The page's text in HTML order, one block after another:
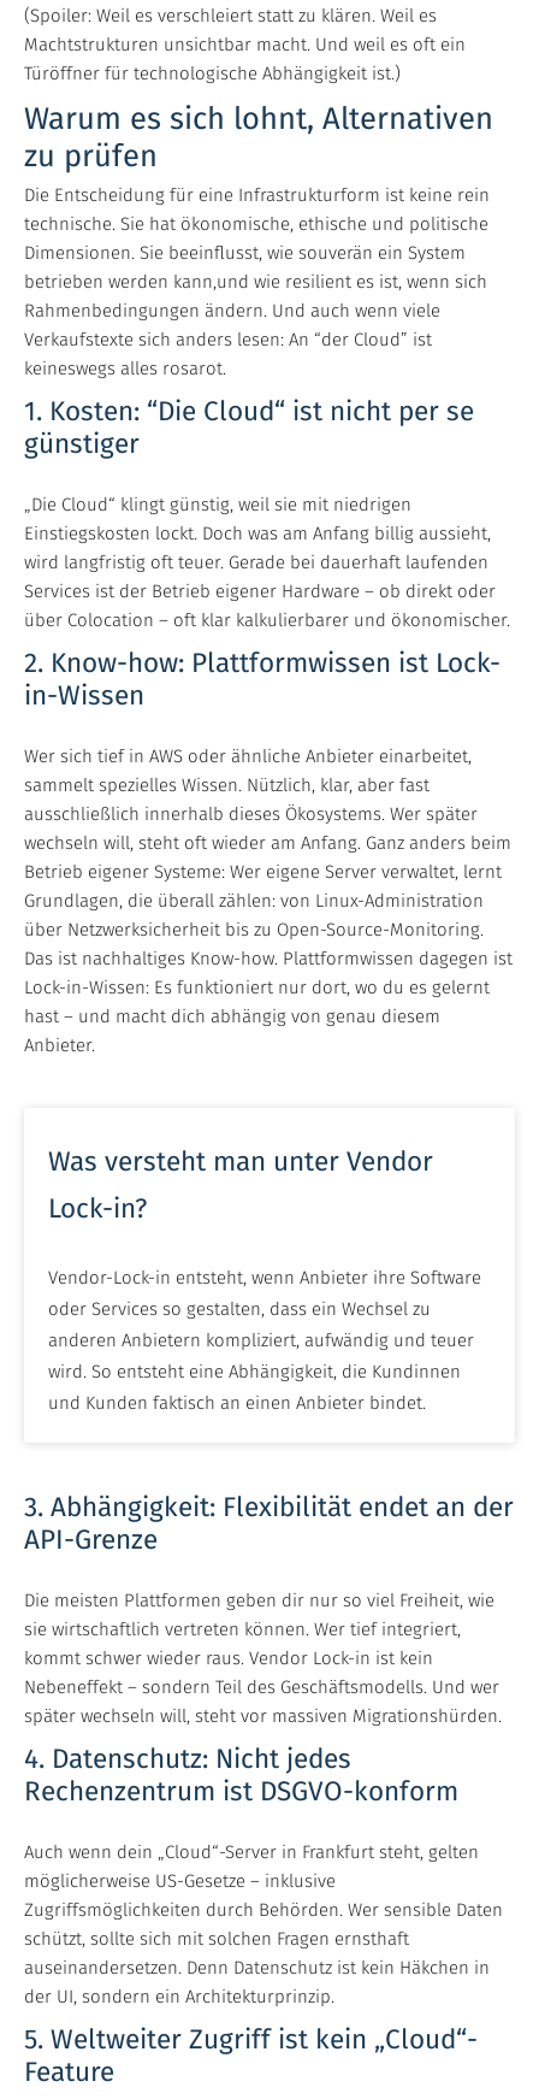
(Spoiler: Weil es verschleiert statt zu klären. Weil es
Machtstrukturen unsichtbar macht. Und weil es oft ein
Türöffner für technologische Abhängigkeit ist.)
Warum es sich lohnt, Alternativen
zu prüfen
Die Entscheidung für eine Infrastrukturform ist keine rein
technische. Sie hat ökonomische, ethische und politische
Dimensionen. Sie beeinflusst, wie souverän ein System
betrieben werden kann,und wie resilient es ist, wenn sich
Rahmenbedingungen ändern. Und auch wenn viele
Verkaufstexte sich anders lesen: An “der Cloud” ist
keineswegs alles rosarot.
1. Kosten: “Die Cloud“ ist nicht per se
günstiger
„Die Cloud“ klingt günstig, weil sie mit niedrigen
Einstiegskosten lockt. Doch was am Anfang billig aussieht,
wird langfristig oft teuer. Gerade bei dauerhaft laufenden
Services ist der Betrieb eigener Hardware – ob direkt oder
über Colocation – oft klar kalkulierbarer und ökonomischer.
2. Know-how: Plattformwissen ist Lock-
in-Wissen
Wer sich tief in AWS oder ähnliche Anbieter einarbeitet,
sammelt spezielles Wissen. Nützlich, klar, aber fast
ausschließlich innerhalb dieses Ökosystems. Wer später
wechseln will, steht oft wieder am Anfang. Ganz anders beim
Betrieb eigener Systeme: Wer eigene Server verwaltet, lernt
Grundlagen, die überall zählen: von Linux-Administration
über Netzwerksicherheit bis zu Open-Source-Monitoring.
Das ist nachhaltiges Know-how. Plattformwissen dagegen ist
Lock-in-Wissen: Es funktioniert nur dort, wo du es gelernt
hast – und macht dich abhängig von genau diesem
Anbieter.
Was versteht man unter Vendor
Lock-in?
Vendor-Lock-in entsteht, wenn Anbieter ihre Software
oder Services so gestalten, dass ein Wechsel zu
anderen Anbietern kompliziert, aufwändig und teuer
wird. So entsteht eine Abhängigkeit, die Kundinnen
und Kunden faktisch an einen Anbieter bindet.
3. Abhängigkeit: Flexibilität endet an der
API-Grenze
Die meisten Plattformen geben dir nur so viel Freiheit, wie
sie wirtschaftlich vertreten können. Wer tief integriert,
kommt schwer wieder raus. Vendor Lock-in ist kein
Nebeneffekt – sondern Teil des Geschäftsmodells. Und wer
später wechseln will, steht vor massiven Migrationshürden.
4. Datenschutz: Nicht jedes
Rechenzentrum ist DSGVO-konform
Auch wenn dein „Cloud“-Server in Frankfurt steht, gelten
möglicherweise US-Gesetze – inklusive
Zugriffsmöglichkeiten durch Behörden. Wer sensible Daten
schützt, sollte sich mit solchen Fragen ernsthaft
auseinandersetzen. Denn Datenschutz ist kein Häkchen in
der UI, sondern ein Architekturprinzip.
5. Weltweiter Zugriff ist kein „Cloud“-
Feature